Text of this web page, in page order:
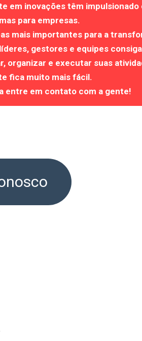
em inovações têm impulsionado
para empresas.
mais importantes para a
gestores e equipes
organizar e executar suas
fica muito mais fácil.
entre em contato com a gente!